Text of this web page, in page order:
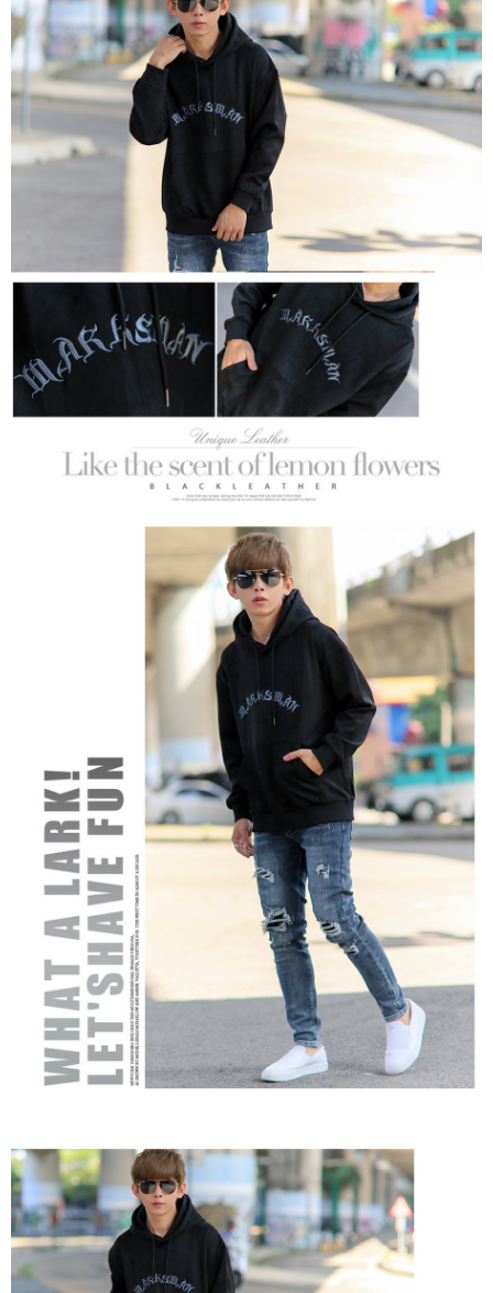
結帳頁面，進行簡訊認證並確認金額後，即可完成結帳。
２．訂單成立數日內，您將收到繳費通知簡訊。
３．收到繳費通知簡訊後14天內，點擊此簡訊中的連結，可透過四大超商／
ATM／網路銀行／等多元方式進行付款，方視為交易完成。
※ 請注意：結帳手續完成當下不需立刻繳費，但若您需要取消訂單，請聯絡
購買商品的店家。未經商家同意取消之訂單仍視為有效，需透過AFTEE先享
後付繳納相關費用。
※ 交易是否成功請以「AFTEE先享後付 」之結帳頁面顯示為準，若有關於
是否繳費成功／繳費後需取消欲退款等相關疑問，請聯繫「AFTEE先享後付
https://netprotections.freshdesk.com/support/home
１．透過由恩沛科技股份有限公司提供之「AFTEE先享後付」服務完成之交
易，需依本服務之必要範圍內提供個人資料，並將交易相關給付款項請求債
權轉讓予恩沛科技股份有限公司。
２．關於個人資料處理事宜，請瀏覽以下網址：
https://aftee.tw/terms/#terms3
３．未成年的使用者請事先徵得法定代理人或監護人之同意方可使用
「AFTEE先享後付」，若未經同意申辦者引起之損失，本公司不負相關責
任。
４．使用「AFTEE先享後付」時，將依據個別帳號之用戶狀況，依本公司即
時審查核予不同之上限額度；若仍有額度不足之情形，本公司將視審查結果
５．嚴禁一人註冊多個帳號或使用他人資訊註冊。若發現惡意使用之情形，
恩沛科技股份有限公司將有權停止該用戶之使用額度並採取法律行動。
先付款後全家取貨
每筆NT$80，滿NT$1,800(含以上)免運費
7-11付款取貨
每筆NT$80，滿NT$1,800(含以上)免運費
先付款後7-11取貨
每筆NT$80，滿NT$1,800(含以上)免運費
每筆NT$120，滿NT$3,000(含以上)免運費